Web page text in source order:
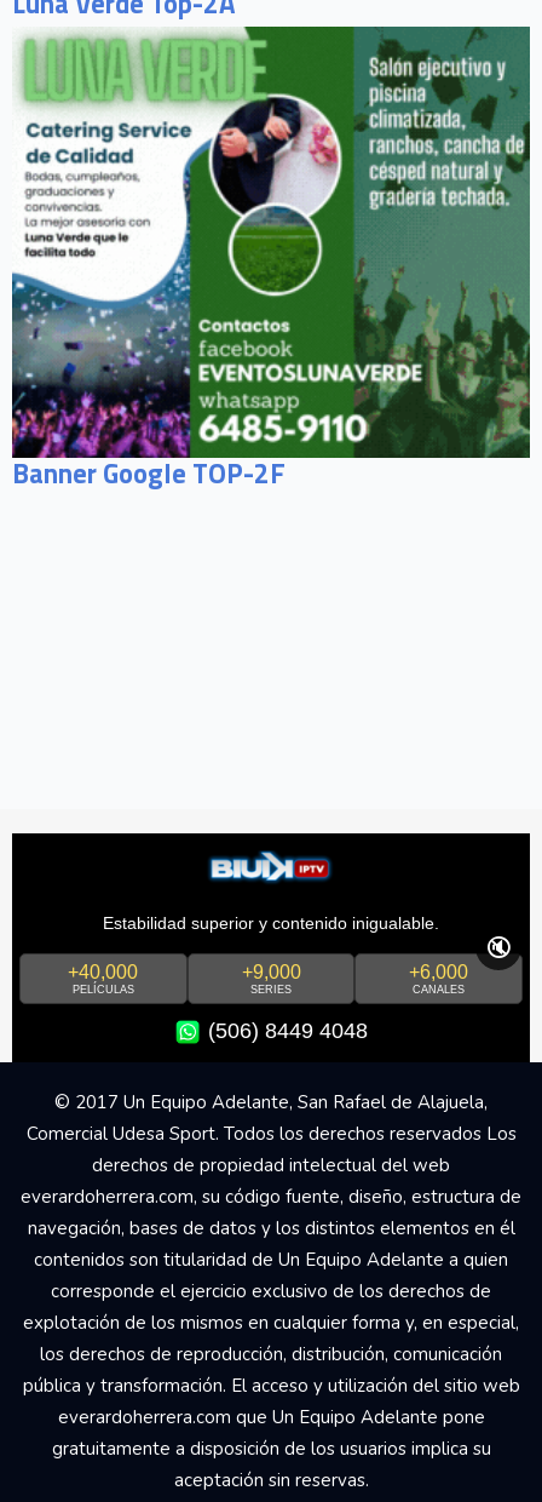
Banner Google TOP-2F
Estabilidad superior y contenido inigualable.
+40,000
PELÍCULAS
+9,000
SERIES
+6,000
CANALES
(506) 8449 4048
🔇
© 2017 Un Equipo Adelante, San Rafael de Alajuela,
Comercial Udesa Sport. Todos los derechos reservados Los
derechos de propiedad intelectual del web
everardoherrera.com, su código fuente, diseño, estructura de
navegación, bases de datos y los distintos elementos en él
contenidos son titularidad de Un Equipo Adelante a quien
corresponde el ejercicio exclusivo de los derechos de
explotación de los mismos en cualquier forma y, en especial,
los derechos de reproducción, distribución, comunicación
pública y transformación. El acceso y utilización del sitio web
everardoherrera.com que Un Equipo Adelante pone
gratuitamente a disposición de los usuarios implica su
aceptación sin reservas.